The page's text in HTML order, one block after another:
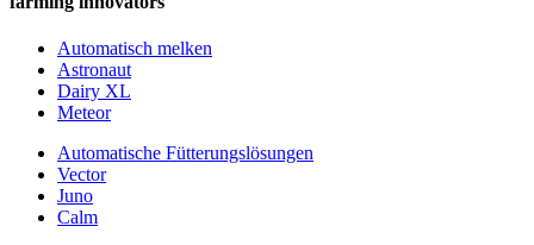
Automatisch melken
Astronaut
Dairy XL
Meteor
Automatische Fütterungslösungen
Vector
Juno
Calm